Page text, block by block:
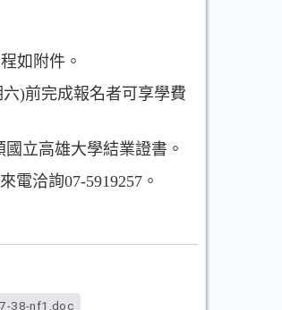
如附件。
)前完成報名者可享學費
立高雄大學結業證書。
電洽詢07-5919257。
38-nf1.doc